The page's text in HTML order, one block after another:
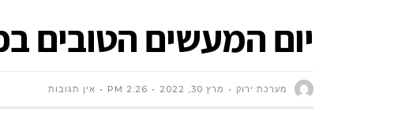
יום המעשים הטובים
מערכת ירוק מרץ 30, 2022 2:26 PM אין תגובות